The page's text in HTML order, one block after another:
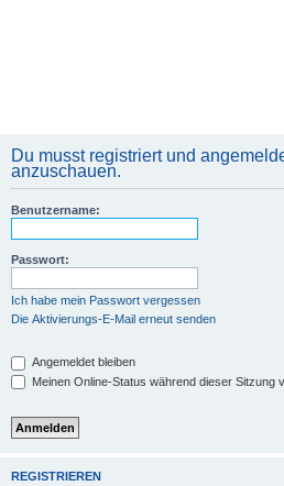
Du musst registriert und
anzuschauen.
Benutzername:
Passwort:
Ich habe mein Passwort vergessen
Die Aktivierungs-E-Mail erneut senden
Angemeldet bleiben
Meinen Online-Status während dieser Sitzung
REGISTRIEREN